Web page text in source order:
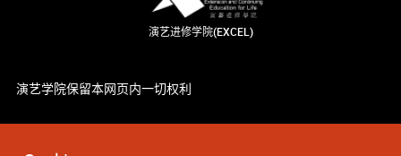
演艺进修学院(EXCEL)
演艺学院保留本网页内一切权利